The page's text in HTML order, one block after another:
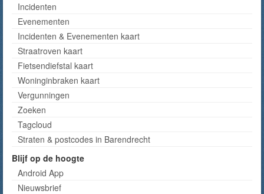
Incidenten
Evenementen
Incidenten & Evenementen kaart
Straatroven kaart
Fietsendiefstal kaart
Woninginbraken kaart
Vergunningen
Zoeken
Tagcloud
Straten & postcodes in Barendrecht
Blijf op de hoogte
Android App
Nieuwsbrief